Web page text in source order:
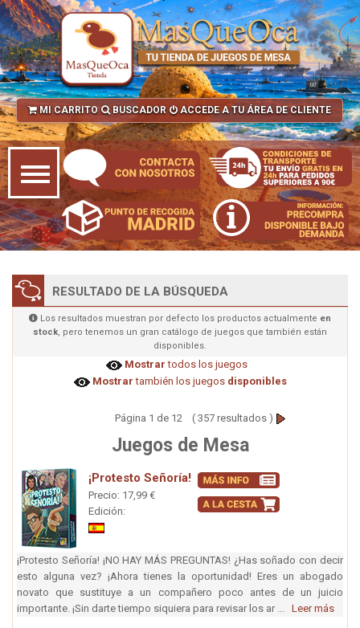
MI CARRITO BUSCADOR ACCEDE A TU ÁREA DE CLIENTE
RESULTADO DE LA BÚSQUEDA
Los resultados muestran por defecto los productos actualmente en
stock, pero tenemos un gran catálogo de juegos que también están
disponibles.
Mostrar todos los juegos
Mostrar también los juegos disponibles
Página 1 de 12 ( 357 resultados )
Juegos de Mesa
¡Protesto Señoría!
Precio: 17,99 €
Edición:
¡Protesto Señoría! ¡NO HAY MÁS PREGUNTAS! ¿Has soñado con decir
esto alguna vez? ¡Ahora tienes la oportunidad! Eres un abogado
novato que sustituye a un compañero poco antes de un juicio
importante. ¡Sin darte tiempo siquiera para revisar los ar ... Leer más